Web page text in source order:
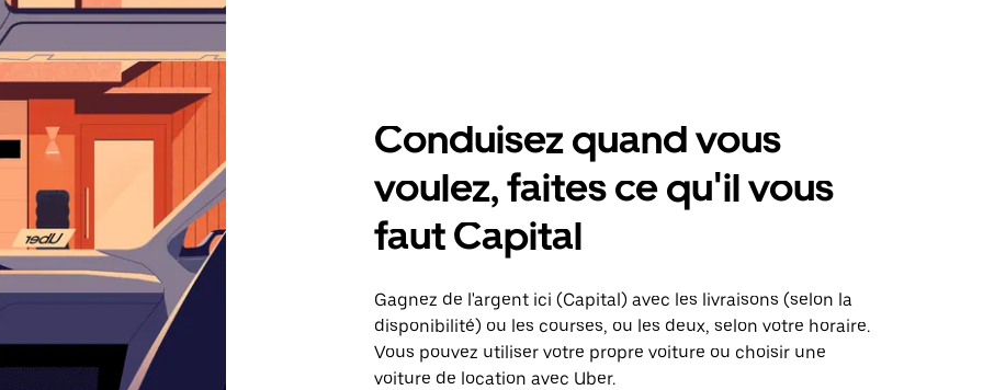
Conduisez quand vous
voulez, faites ce qu'il vous
faut Capital
Gagnez de l'argent ici (Capital) avec les livraisons (selon la
disponibilité) ou les courses, ou les deux, selon votre horaire.
Vous pouvez utiliser votre propre voiture ou choisir une
voiture de location avec Uber.